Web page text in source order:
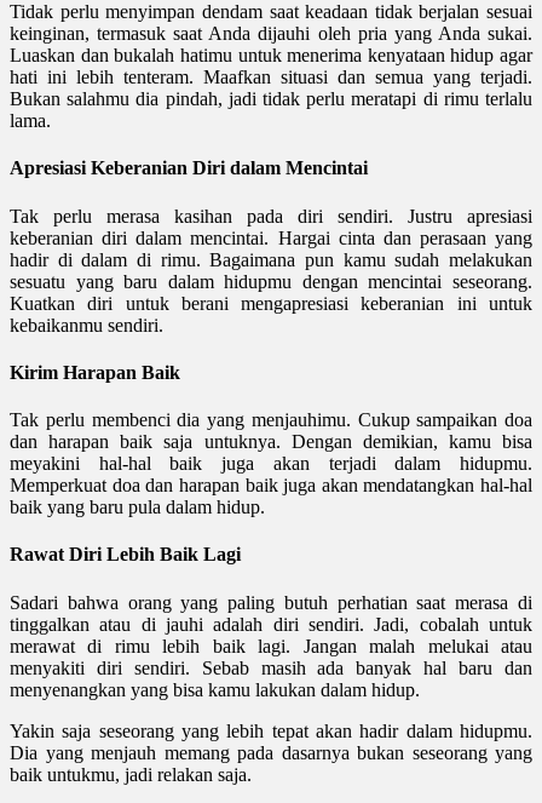
Tidak perlu menyimpan dendam saat keadaan tidak berjalan sesuai
keinginan, termasuk saat Anda dijauhi oleh pria yang Anda sukai.
Luaskan dan bukalah hatimu untuk menerima kenyataan hidup agar
hati ini lebih tenteram. Maafkan situasi dan semua yang terjadi.
Bukan salahmu dia pindah, jadi tidak perlu meratapi di rimu terlalu
lama.
Apresiasi Keberanian Diri dalam Mencintai
Tak perlu merasa kasihan pada diri sendiri. Justru apresiasi
keberanian diri dalam mencintai. Hargai cinta dan perasaan yang
hadir di dalam di rimu. Bagaimana pun kamu sudah melakukan
sesuatu yang baru dalam hidupmu dengan mencintai seseorang.
Kuatkan diri untuk berani mengapresiasi keberanian ini untuk
kebaikanmu sendiri.
Kirim Harapan Baik
Tak perlu membenci dia yang menjauhimu. Cukup sampaikan doa
dan harapan baik saja untuknya. Dengan demikian, kamu bisa
meyakini hal-hal baik juga akan terjadi dalam hidupmu.
Memperkuat doa dan harapan baik juga akan mendatangkan hal-hal
baik yang baru pula dalam hidup.
Rawat Diri Lebih Baik Lagi
Sadari bahwa orang yang paling butuh perhatian saat merasa di
tinggalkan atau di jauhi adalah diri sendiri. Jadi, cobalah untuk
merawat di rimu lebih baik lagi. Jangan malah melukai atau
menyakiti diri sendiri. Sebab masih ada banyak hal baru dan
menyenangkan yang bisa kamu lakukan dalam hidup.
Yakin saja seseorang yang lebih tepat akan hadir dalam hidupmu.
Dia yang menjauh memang pada dasarnya bukan seseorang yang
baik untukmu, jadi relakan saja.